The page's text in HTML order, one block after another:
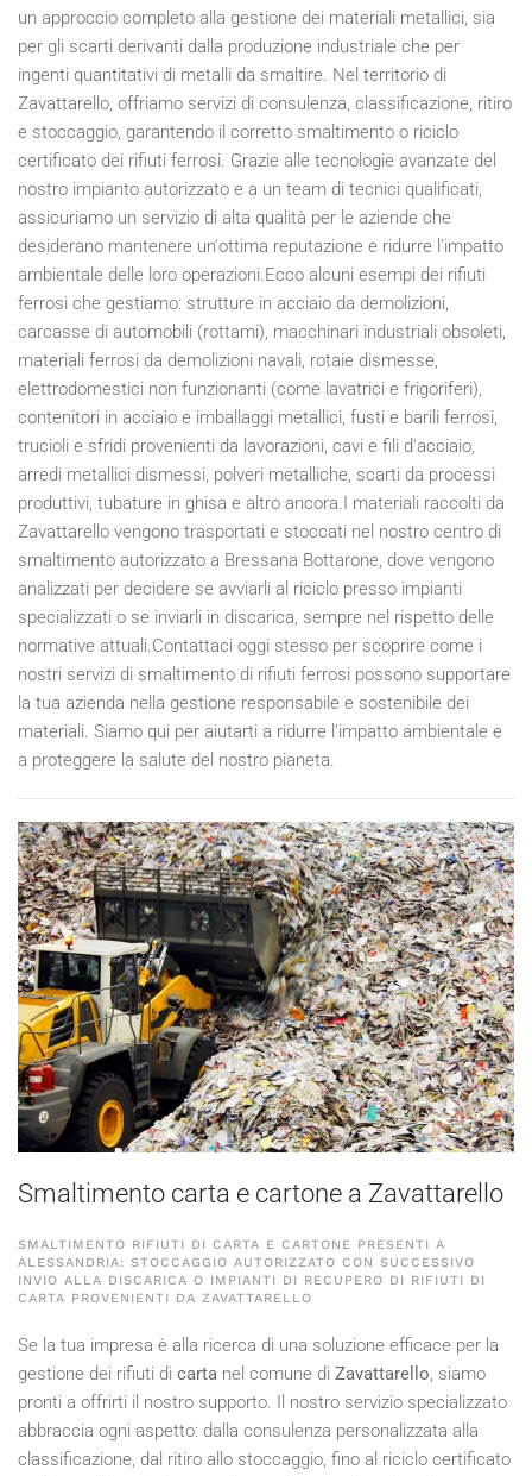
un approccio completo alla gestione dei materiali metallici, sia
per gli scarti derivanti dalla produzione industriale che per
ingenti quantitativi di metalli da smaltire. Nel territorio di
Zavattarello, offriamo servizi di consulenza, classificazione, ritiro
e stoccaggio, garantendo il corretto smaltimento o riciclo
certificato dei rifiuti ferrosi. Grazie alle tecnologie avanzate del
nostro impianto autorizzato e a un team di tecnici qualificati,
assicuriamo un servizio di alta qualità per le aziende che
desiderano mantenere un'ottima reputazione e ridurre l'impatto
ambientale delle loro operazioni.Ecco alcuni esempi dei rifiuti
ferrosi che gestiamo: strutture in acciaio da demolizioni,
carcasse di automobili (rottami), macchinari industriali obsoleti,
materiali ferrosi da demolizioni navali, rotaie dismesse,
elettrodomestici non funzionanti (come lavatrici e frigoriferi),
contenitori in acciaio e imballaggi metallici, fusti e barili ferrosi,
trucioli e sfridi provenienti da lavorazioni, cavi e fili d'acciaio,
arredi metallici dismessi, polveri metalliche, scarti da processi
produttivi, tubature in ghisa e altro ancora.I materiali raccolti da
Zavattarello vengono trasportati e stoccati nel nostro centro di
smaltimento autorizzato a Bressana Bottarone, dove vengono
analizzati per decidere se avviarli al riciclo presso impianti
specializzati o se inviarli in discarica, sempre nel rispetto delle
normative attuali.Contattaci oggi stesso per scoprire come i
nostri servizi di smaltimento di rifiuti ferrosi possono supportare
la tua azienda nella gestione responsabile e sostenibile dei
materiali. Siamo qui per aiutarti a ridurre l'impatto ambientale e
a proteggere la salute del nostro pianeta.
Smaltimento carta e cartone a Zavattarello
SMALTIMENTO RIFIUTI DI CARTA E CARTONE PRESENTI A
ALESSANDRIA: STOCCAGGIO AUTORIZZATO CON SUCCESSIVO
INVIO ALLA DISCARICA O IMPIANTI DI RECUPERO DI RIFIUTI DI
CARTA PROVENIENTI DA ZAVATTARELLO
Se la tua impresa è alla ricerca di una soluzione efficace per la
gestione dei rifiuti di carta nel comune di Zavattarello, siamo
pronti a offrirti il nostro supporto. Il nostro servizio specializzato
abbraccia ogni aspetto: dalla consulenza personalizzata alla
classificazione, dal ritiro allo stoccaggio, fino al riciclo certificato